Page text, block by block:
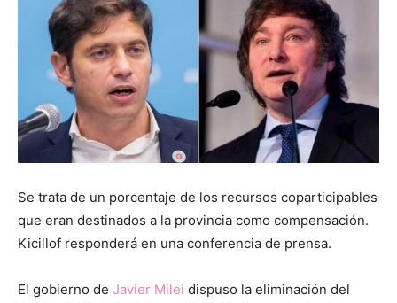
Se trata de un porcentaje de los recursos coparticipables
que eran destinados a la provincia como compensación.
Kicillof responderá en una conferencia de prensa.
El gobierno de Javier Milei dispuso la eliminación del